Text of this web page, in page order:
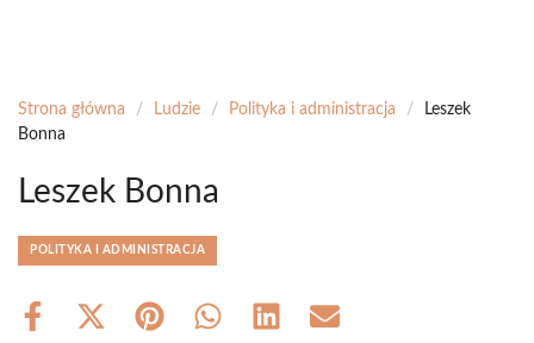
Strona główna / Ludzie / Polityka i administracja /
Leszek
Bonna
Leszek Bonna
POLITYKA I ADMINISTRACJA
Share
Share Share Share Share Share